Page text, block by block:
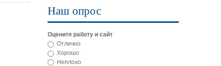
Наш опрос
Оцените работу и сайт
Отлично
Хорошо
Неплохо